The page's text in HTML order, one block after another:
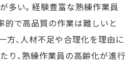
多い。経験豊富な熟練作業員
的で高品質の作業は難しいと
方、人材不足や合理化を理由に
り、熟練作業員の高齢化が進行